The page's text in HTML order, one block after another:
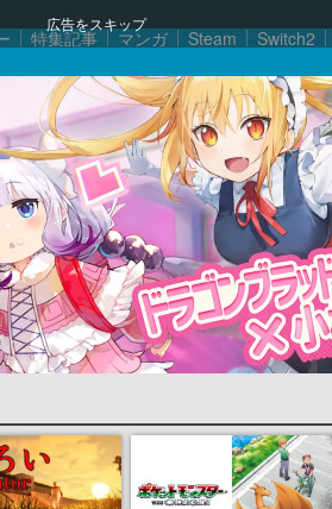
広告をスキップ
特集記事 マンガ Steam Switch2